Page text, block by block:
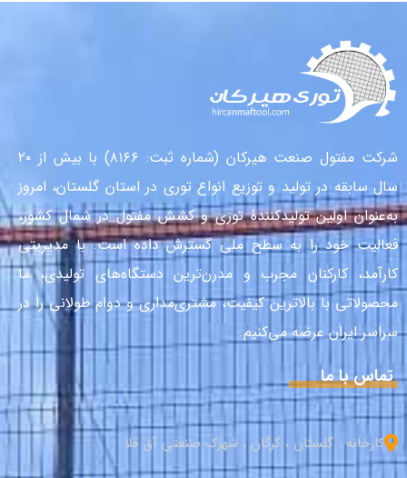
شرکت مفتول صنعت هیرکان (شماره ثبت: ۸۱۶۶) با بیش از ۲۰
سال سابقه در تولید و توزیع انواع توری در استان گلستان، امروز
به‌عنوان اولین تولیدکنندهٔ توری و کشش مفتول در شمال کشور،
فعالیت خود را به سطح ملی گسترش داده است. با مدیریتی
کارآمد، کارکنان مجرب و مدرن‌ترین دستگاه‌های تولیدی، ما
محصولاتی با بالاترین کیفیت، مشتری‌مداری و دوام طولانی را در
سراسر ایران عرضه می‌کنیم.
تماس با ما
کارخانه : گلستان ، گرگان ، شهرک صنعتی آق قلا